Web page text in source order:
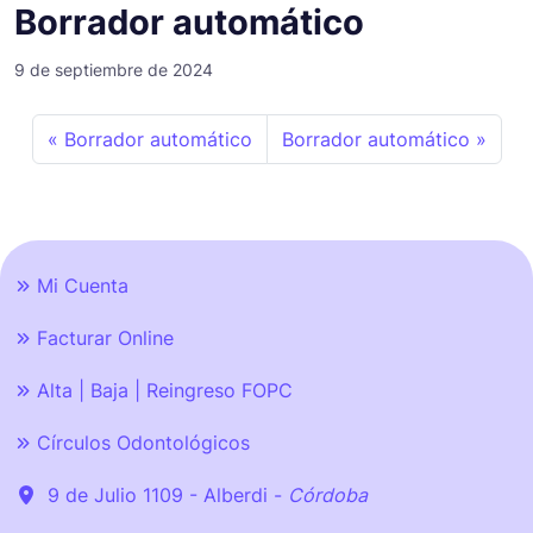
Borrador automático
9 de septiembre de 2024
Borrador automático Borrador automático
Mi Cuenta
Facturar Online
Alta | Baja | Reingreso FOPC
Círculos Odontológicos
9 de Julio 1109 - Alberdi - Córdoba